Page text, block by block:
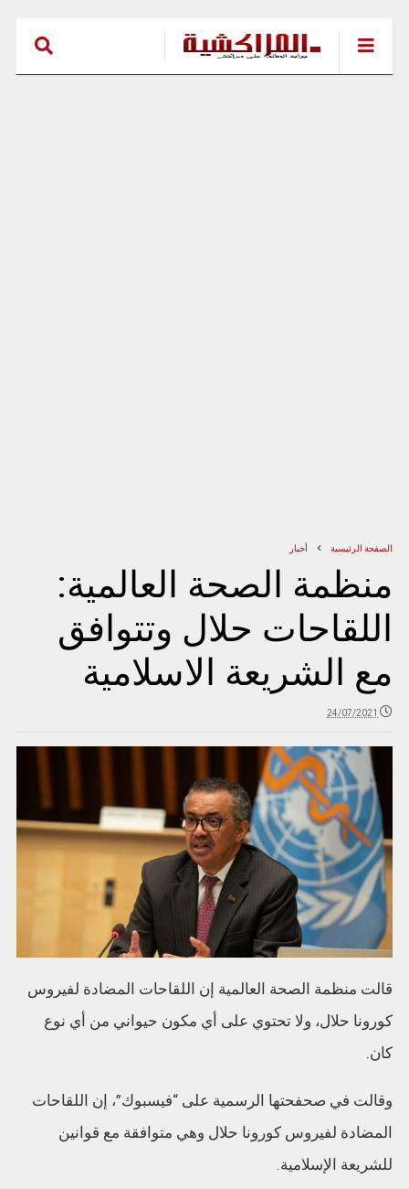
الصفحة الرئيسية أخبار
منظمة الصحة العالمية:
اللقاحات حلال وتتوافق
مع الشريعة الاسلامية
24/07/2021
قالت منظمة الصحة العالمية إن اللقاحات المضادة لفيروس
كورونا حلال، ولا تحتوي على أي مكون حيواني من أي نوع
كان.
وقالت في صحفحتها الرسمية على “فيسبوك”، إن اللقاحات
المضادة لفيروس كورونا حلال وهي متوافقة مع قوانين
للشريعة الإسلامية.